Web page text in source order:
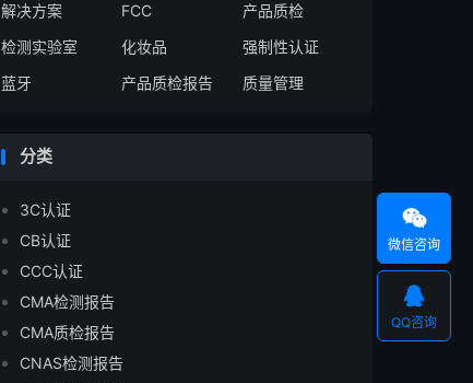
解决方案
FCC
产品质检
检测实验室
化妆品
强制性认证
蓝牙
产品质检报告 质量管理
分类
3C认证
CB认证
CCC认证
CMA检测报告
CMA质检报告
CNAS检测报告

微信咨询

QQ咨询